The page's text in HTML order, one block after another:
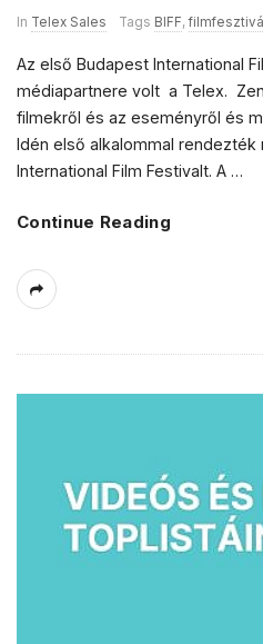
In Telex Sales Tags BIFF,filmfesztivál
Az első Budapest International
médiapartnere volt a Telex.
filmekről és az eseményről és
Idén első alkalommal
International Film Festivalt. A …
Continue Reading